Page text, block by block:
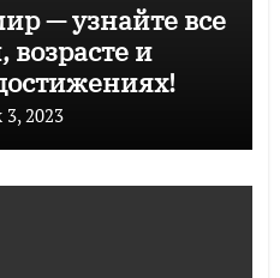
— узнайте все
возрасте и
3, 2023